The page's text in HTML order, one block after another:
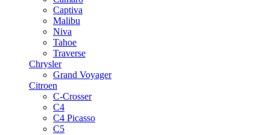
Captiva
Malibu
Niva
Tahoe
Traverse
Chrysler
Grand Voyager
Citroen
C-Crosser
C4
C4 Picasso
C5